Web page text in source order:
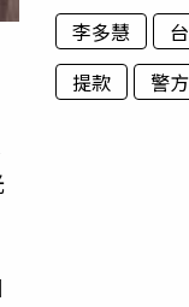
李多慧
提款
警方